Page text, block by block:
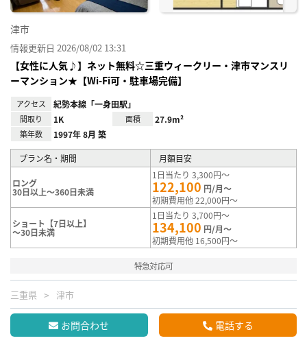
津市
情報更新日 2026/08/02 13:31
【女性に人気♪】ネット無料☆三重ウィークリー・津市マンスリ
ーマンション★【Wi-Fi可・駐車場完備】
アクセス 紀勢本線「一身田駅」
間取り 1K 面積 27.9m²
築年数 1997年 8月 築
プラン名・期間 月額目安
ロング
30日以上～360日未満
1日当たり 3,300円～
122,100 円/月～
初期費用他 22,000円～
ショート【7日以上】
～30日未満
1日当たり 3,700円～
134,100 円/月～
初期費用他 16,500円～
特急対応可
三重県 津市
お問合わせ 電話する